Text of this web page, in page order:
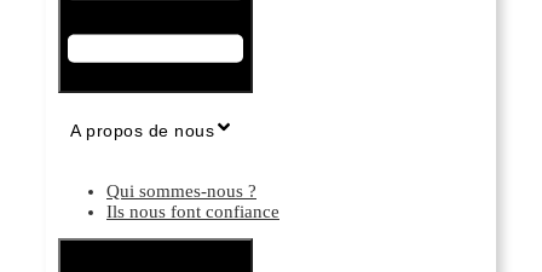
A propos de nous
Qui sommes-nous ?
Ils nous font confiance